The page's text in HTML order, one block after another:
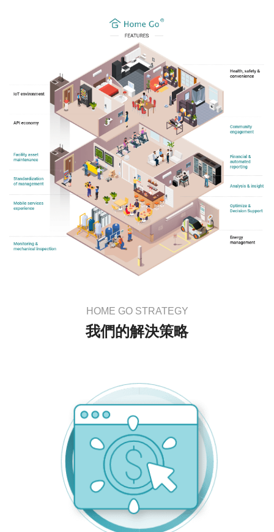
HOME GO STRATEGY
我們的解決策略